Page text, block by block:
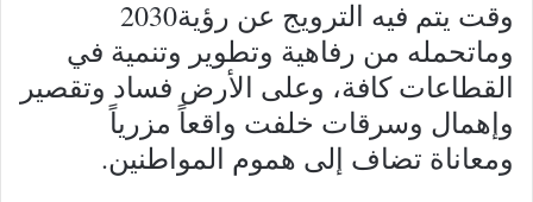
وماتحمله من رفاهية وتطوير وتنمية في
القطاعات كافة، وعلى الأرض فساد وتقصير
وإهمال وسرقات خلفت واقعاً مزرياً
ومعاناة تضاف إلى هموم المواطنين.